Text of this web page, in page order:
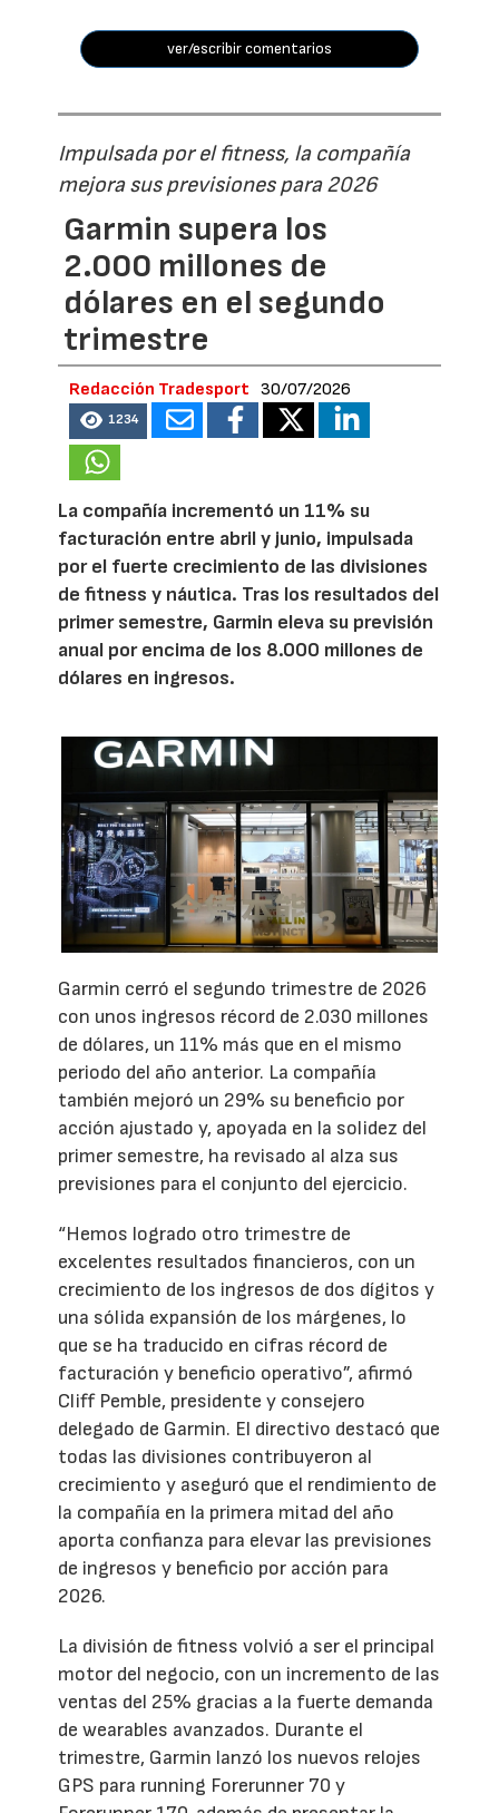
ver/escribir comentarios
Impulsada por el fitness, la compañía
mejora sus previsiones para 2026
Garmin supera los
2.000 millones de
dólares en el segundo
trimestre
Redacción Tradesport 30/07/2026
1234
La compañía incrementó un 11% su
facturación entre abril y junio, impulsada
por el fuerte crecimiento de las divisiones
de fitness y náutica. Tras los resultados del
primer semestre, Garmin eleva su previsión
anual por encima de los 8.000 millones de
dólares en ingresos.
Garmin cerró el segundo trimestre de 2026
con unos ingresos récord de 2.030 millones
de dólares, un 11% más que en el mismo
periodo del año anterior. La compañía
también mejoró un 29% su beneficio por
acción ajustado y, apoyada en la solidez del
primer semestre, ha revisado al alza sus
previsiones para el conjunto del ejercicio.
“Hemos logrado otro trimestre de
excelentes resultados financieros, con un
crecimiento de los ingresos de dos dígitos y
una sólida expansión de los márgenes, lo
que se ha traducido en cifras récord de
facturación y beneficio operativo”, afirmó
Cliff Pemble, presidente y consejero
delegado de Garmin. El directivo destacó que
todas las divisiones contribuyeron al
crecimiento y aseguró que el rendimiento de
la compañía en la primera mitad del año
aporta confianza para elevar las previsiones
de ingresos y beneficio por acción para
2026.
La división de fitness volvió a ser el principal
motor del negocio, con un incremento de las
ventas del 25% gracias a la fuerte demanda
de wearables avanzados. Durante el
trimestre, Garmin lanzó los nuevos relojes
GPS para running Forerunner 70 y